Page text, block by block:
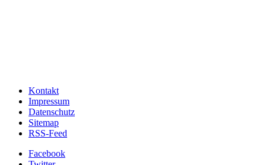
Kontakt
Impressum
Datenschutz
Sitemap
RSS-Feed
Facebook